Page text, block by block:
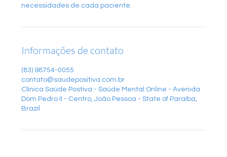
necessidades de cada paciente.
Informações de contato
(83) 98754-0055
contato@saudepositiva.com.br
Clínica Saúde Postiva - Saúde Mental Online - Avenida
Dom Pedro II - Centro, João Pessoa - State of Paraíba,
Brazil